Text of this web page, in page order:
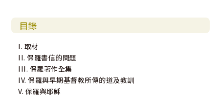
目錄
I. 取材
II. 保羅書信的問題
III. 保羅著作全集
IV. 保羅與早期基督教所傳的道及教訓
V. 保羅與耶穌